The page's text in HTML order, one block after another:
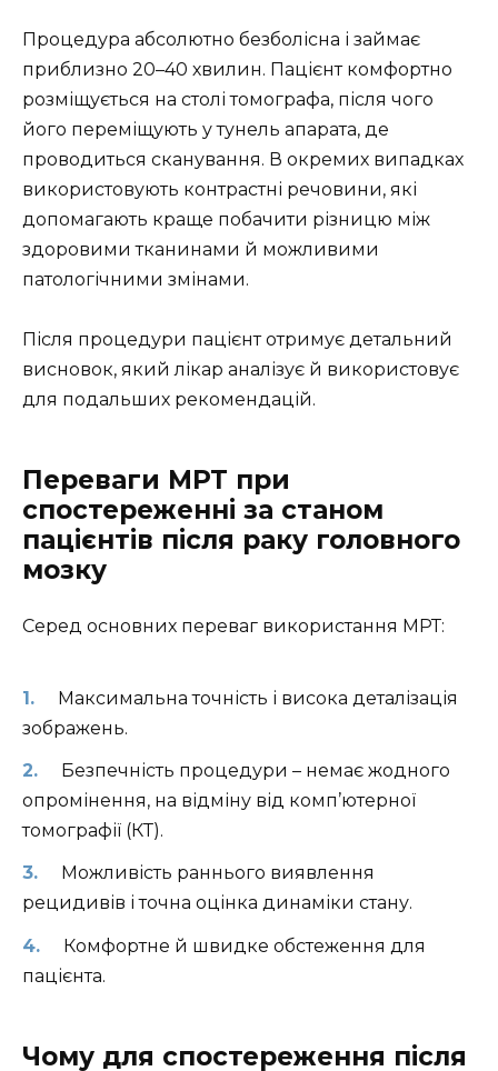
Процедура абсолютно безболісна і займає
приблизно 20–40 хвилин. Пацієнт комфортно
розміщується на столі томографа, після чого
його переміщують у тунель апарата, де
проводиться сканування. В окремих випадках
використовують контрастні речовини, які
допомагають краще побачити різницю між
здоровими тканинами й можливими
патологічними змінами.
Після процедури пацієнт отримує детальний
висновок, який лікар аналізує й використовує
для подальших рекомендацій.
Переваги МРТ при
спостереженні за станом
пацієнтів після раку головного
мозку
Серед основних переваг використання МРТ:
Максимальна точність і висока деталізація
зображень.
Безпечність процедури – немає жодного
опромінення, на відміну від комп’ютерної
томографії (КТ).
Можливість раннього виявлення
рецидивів і точна оцінка динаміки стану.
Комфортне й швидке обстеження для
пацієнта.
Чому для спостереження після